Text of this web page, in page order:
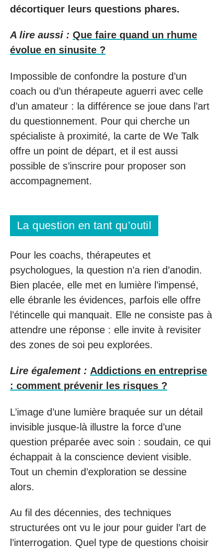
décortiquer leurs questions phares.
A lire aussi : Que faire quand un rhume
évolue en sinusite ?
Impossible de confondre la posture d’un
coach ou d’un thérapeute aguerri avec celle
d’un amateur : la différence se joue dans l’art
du questionnement. Pour qui cherche un
spécialiste à proximité, la carte de We Talk
offre un point de départ, et il est aussi
possible de s’inscrire pour proposer son
accompagnement.
La question en tant qu’outil
Pour les coachs, thérapeutes et
psychologues, la question n’a rien d’anodin.
Bien placée, elle met en lumière l’impensé,
elle ébranle les évidences, parfois elle offre
l’étincelle qui manquait. Elle ne consiste pas à
attendre une réponse : elle invite à revisiter
des zones de soi peu explorées.
Lire également : Addictions en entreprise
: comment prévenir les risques ?
L’image d’une lumière braquée sur un détail
invisible jusque-là illustre la force d’une
question préparée avec soin : soudain, ce qui
échappait à la conscience devient visible.
Tout un chemin d’exploration se dessine
alors.
Au fil des décennies, des techniques
structurées ont vu le jour pour guider l’art de
l’interrogation. Quel type de questions choisir